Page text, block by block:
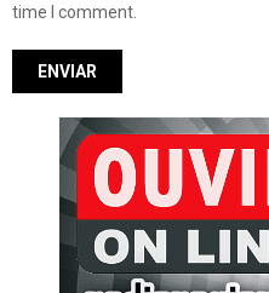
time I comment.